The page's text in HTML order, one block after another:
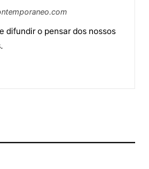
difundir o pensar dos nossos